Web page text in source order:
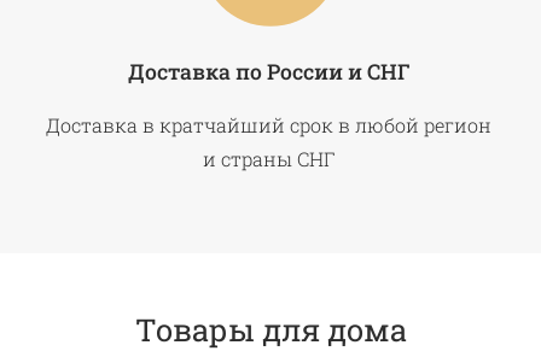
Доставка по России и СНГ
Доставка в кратчайший срок в любой регион
и страны СНГ
Товары для дома